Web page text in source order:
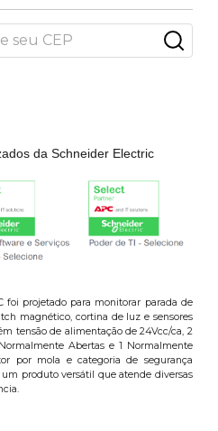
da Schneider Electric
foi projetado para monitorar parada de
magnético, cortina de luz e sensores
tensão de alimentação de 24Vcc/ca, 2
Abertas e 1 Normalmente
por mola e categoria de segurança
produto versátil que atende diversas